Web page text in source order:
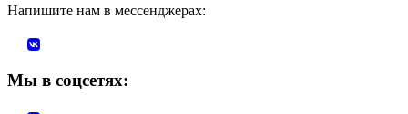
Напишите нам в мессенджерах:
Мы в соцсетях: